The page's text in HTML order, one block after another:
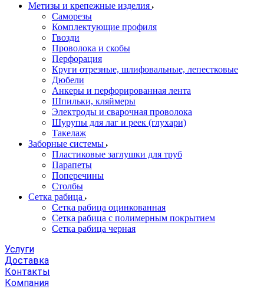
Метизы и крепежные изделия
Саморезы
Комплектующие профиля
Гвозди
Проволока и скобы
Перфорация
Круги отрезные, шлифовальные, лепестковые
Дюбели
Анкеры и перфорированная лента
Шпильки, кляймеры
Электроды и сварочная проволока
Шурупы для лаг и реек (глухари)
Такелаж
Заборные системы
Пластиковые заглушки для труб
Парапеты
Поперечины
Столбы
Сетка рабица
Сетка рабица оцинкованная
Сетка рабица с полимерным покрытием
Сетка рабица черная
Услуги
Доставка
Контакты
Компания